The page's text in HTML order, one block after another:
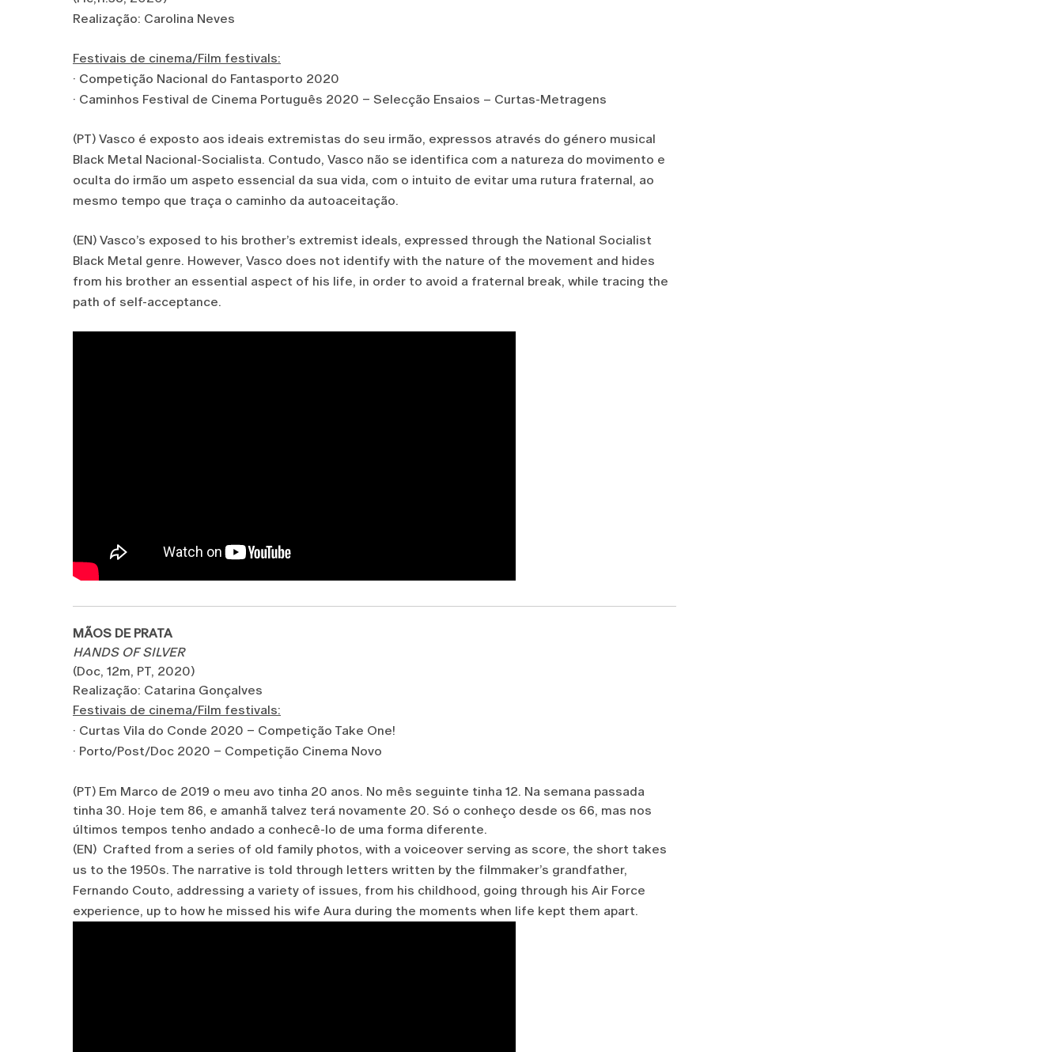
Realização: Carolina Neves
Festivais de cinema/Film festivals:
· Competição Nacional do Fantasporto 2020
· Caminhos Festival de Cinema Português 2020 – Selecção Ensaios – Curtas-Metragens
(PT) Vasco é exposto aos ideais extremistas do seu irmão, expressos através do género musical
Black Metal Nacional-Socialista. Contudo, Vasco não se identifica com a natureza do movimento e
oculta do irmão um aspeto essencial da sua vida, com o intuito de evitar uma rutura fraternal, ao
mesmo tempo que traça o caminho da autoaceitação.
(EN) Vasco’s exposed to his brother’s extremist ideals, expressed through the National Socialist
Black Metal genre. However, Vasco does not identify with the nature of the movement and hides
from his brother an essential aspect of his life, in order to avoid a fraternal break, while tracing the
path of self-acceptance.
MÃOS DE PRATA
HANDS OF SILVER
(Doc, 12m, PT, 2020)
Realização: Catarina Gonçalves
Festivais de cinema/Film festivals:
· Curtas Vila do Conde 2020 – Competição Take One!
· Porto/Post/Doc 2020 – Competição Cinema Novo
(PT) Em Marco de 2019 o meu avo tinha 20 anos. No mês seguinte tinha 12. Na semana passada
tinha 30. Hoje tem 86, e amanhã talvez terá novamente 20. Só o conheço desde os 66, mas nos
últimos tempos tenho andado a conhecê-lo de uma forma diferente.
(EN) Crafted from a series of old family photos, with a voiceover serving as score, the short takes
us to the 1950s. The narrative is told through letters written by the filmmaker’s grandfather,
Fernando Couto, addressing a variety of issues, from his childhood, going through his Air Force
experience, up to how he missed his wife Aura during the moments when life kept them apart.